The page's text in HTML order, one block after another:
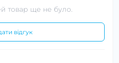
товар ще не було.
відгук